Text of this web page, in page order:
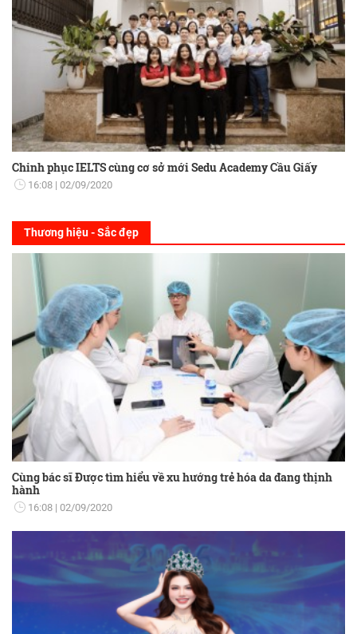
Chinh phục IELTS cùng cơ sở mới Sedu Academy Cầu Giấy
16:08 02/09/2020
Thương hiệu - Sắc đẹp
Cùng bác sĩ Được tìm hiểu về xu hướng trẻ hóa da đang thịnh
hành
16:08 02/09/2020